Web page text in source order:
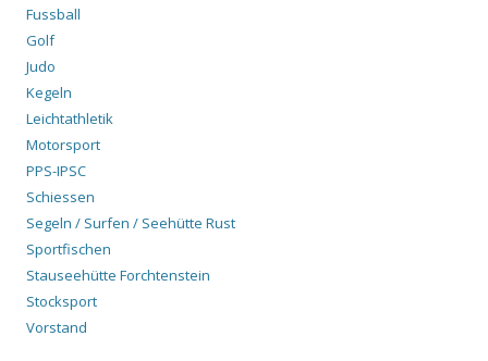
Fussball
Golf
Judo
Kegeln
Leichtathletik
Motorsport
PPS-IPSC
Schiessen
Segeln / Surfen / Seehütte Rust
Sportfischen
Stauseehütte Forchtenstein
Stocksport
Vorstand